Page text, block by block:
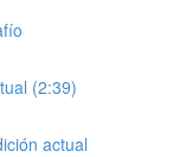
(2:39)
actual